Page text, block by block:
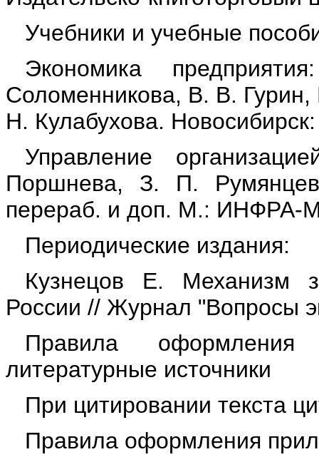
Учебники и учебные
Экономика
Соломенникова, В. В.
Н. Кулабухова.
Управление
Поршнева, З. П.
перераб. и доп. М.: ИНФРА-
Периодические издания:
Кузнецов Е. Механизм
России // Журнал "Вопросы
Правила
литературные источники
При цитировании текста
Правила оформления